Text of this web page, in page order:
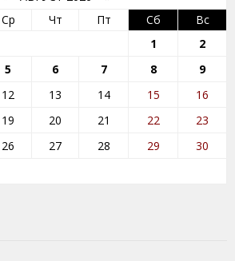
Ср Чт Пт Сб
Вс
1
2
5 6 7 8
9
12 13 14 15
16
19 20 21 22
23
26 27 28 29
30